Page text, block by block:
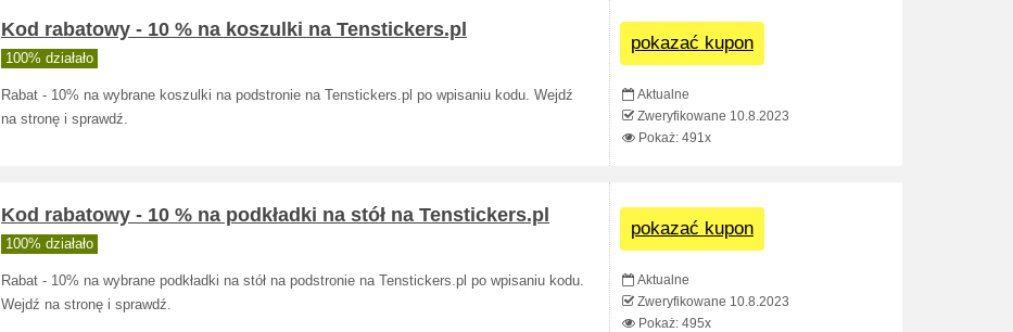
Kod rabatowy - 10 % na koszulki na Tenstickers.pl
100% działało
Rabat - 10% na wybrane koszulki na podstronie na Tenstickers.pl po wpisaniu kodu. Wejdź
na stronę i sprawdź.
pokazać kupon
Aktualne
Zweryfikowane 10.8.2023
Pokaż: 491x
Kod rabatowy - 10 % na podkładki na stół na Tenstickers.pl
100% działało
Rabat - 10% na wybrane podkładki na stół na podstronie na Tenstickers.pl po wpisaniu kodu.
Wejdź na stronę i sprawdź.
pokazać kupon
Aktualne
Zweryfikowane 10.8.2023
Pokaż: 495x